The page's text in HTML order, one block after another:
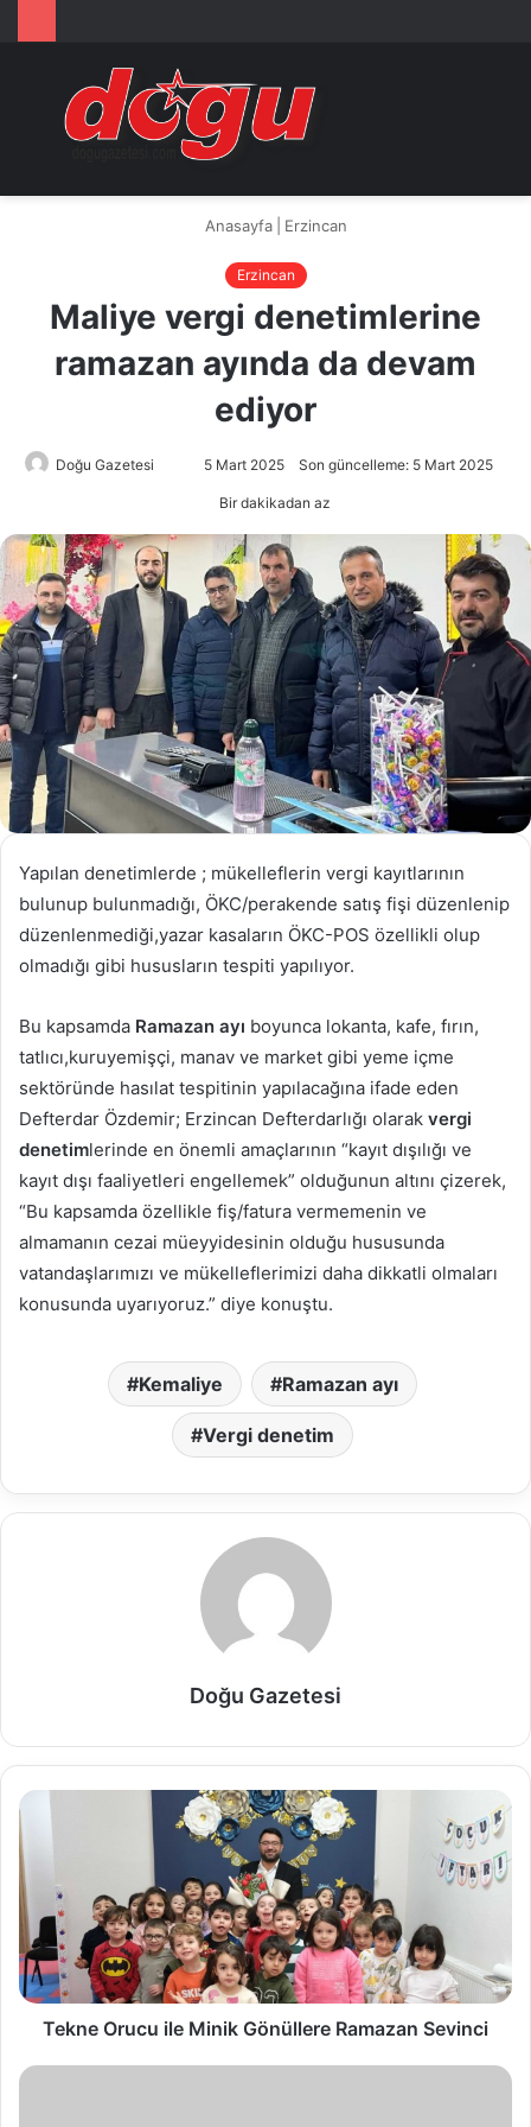
Arama
...
Anasayfa Erzincan
Erzincan
Maliye vergi denetimlerine
ramazan ayında da devam
ediyor
Doğu Gazetesi
göndermek
5 Mart 2025 Son güncelleme: 5 Mart 2025
Bir dakikadan az
Yapılan denetimlerde ; mükelleflerin vergi kayıtlarının
bulunup bulunmadığı, ÖKC/perakende satış fişi düzenlenip
düzenlenmediği,yazar kasaların ÖKC-POS özellikli olup
olmadığı gibi hususların tespiti yapılıyor.
Bu kapsamda Ramazan ayı boyunca lokanta, kafe, fırın,
tatlıcı,kuruyemişçi, manav ve market gibi yeme içme
sektöründe hasılat tespitinin yapılacağına ifade eden
Defterdar Özdemir; Erzincan Defterdarlığı olarak vergi
denetimlerinde en önemli amaçlarının “kayıt dışılığı ve
kayıt dışı faaliyetleri engellemek” olduğunun altını çizerek,
“Bu kapsamda özellikle fiş/fatura vermemenin ve
almamanın cezai müeyyidesinin olduğu hususunda
vatandaşlarımızı ve mükelleflerimizi daha dikkatli olmaları
konusunda uyarıyoruz.” diye konuştu.
Kemaliye Ramazan ayı
Vergi denetim
Doğu Gazetesi
Tekne Orucu ile Minik Gönüllere Ramazan Sevinci